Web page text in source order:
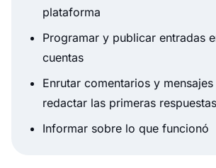
plataforma
Programar y publicar entradas
cuentas
Enrutar comentarios y
redactar las primeras respuestas
Informar sobre lo que funcionó